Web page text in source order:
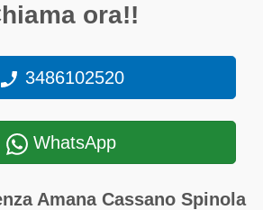
ora!!
3486102520
WhatsApp
Amana Cassano Spinola